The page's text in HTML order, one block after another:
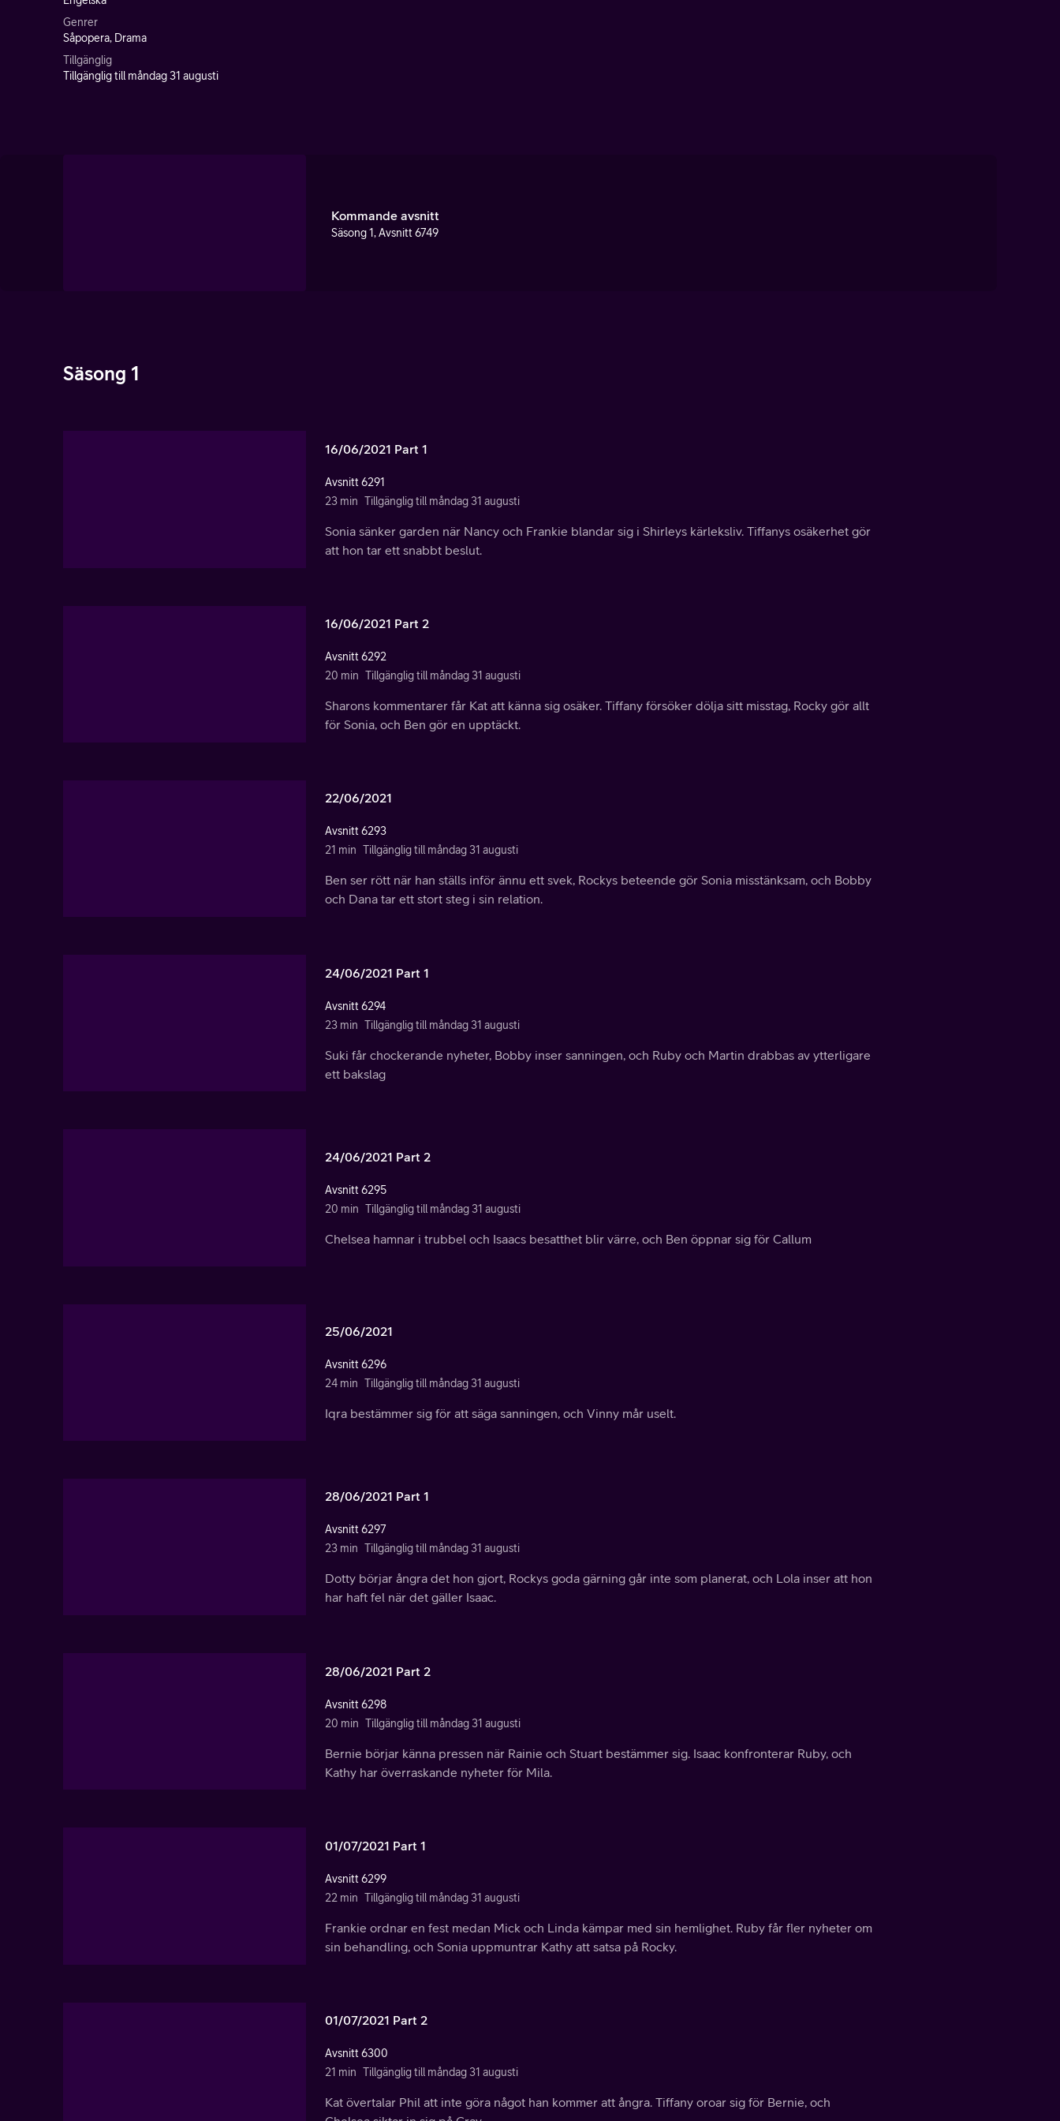
Genrer
Såpopera, Drama
Tillgänglig
Tillgänglig till måndag 31 augusti
Kommande avsnitt
Säsong 1, Avsnitt 6749
Säsong 1
16/06/2021 Part 1
Avsnitt 6291
23 min Tillgänglig till måndag 31 augusti
Sonia sänker garden när Nancy och Frankie blandar sig i Shirleys kärleksliv. Tiffanys osäkerhet gör
att hon tar ett snabbt beslut.
16/06/2021 Part 2
Avsnitt 6292
20 min Tillgänglig till måndag 31 augusti
Sharons kommentarer får Kat att känna sig osäker. Tiffany försöker dölja sitt misstag, Rocky gör allt
för Sonia, och Ben gör en upptäckt.
22/06/2021
Avsnitt 6293
21 min Tillgänglig till måndag 31 augusti
Ben ser rött när han ställs inför ännu ett svek, Rockys beteende gör Sonia misstänksam, och Bobby
och Dana tar ett stort steg i sin relation.
24/06/2021 Part 1
Avsnitt 6294
23 min Tillgänglig till måndag 31 augusti
Suki får chockerande nyheter, Bobby inser sanningen, och Ruby och Martin drabbas av ytterligare
ett bakslag
24/06/2021 Part 2
Avsnitt 6295
20 min Tillgänglig till måndag 31 augusti
Chelsea hamnar i trubbel och Isaacs besatthet blir värre, och Ben öppnar sig för Callum
25/06/2021
Avsnitt 6296
24 min Tillgänglig till måndag 31 augusti
Iqra bestämmer sig för att säga sanningen, och Vinny mår uselt.
28/06/2021 Part 1
Avsnitt 6297
23 min Tillgänglig till måndag 31 augusti
Dotty börjar ångra det hon gjort, Rockys goda gärning går inte som planerat, och Lola inser att hon
har haft fel när det gäller Isaac.
28/06/2021 Part 2
Avsnitt 6298
20 min Tillgänglig till måndag 31 augusti
Bernie börjar känna pressen när Rainie och Stuart bestämmer sig. Isaac konfronterar Ruby, och
Kathy har överraskande nyheter för Mila.
01/07/2021 Part 1
Avsnitt 6299
22 min Tillgänglig till måndag 31 augusti
Frankie ordnar en fest medan Mick och Linda kämpar med sin hemlighet. Ruby får fler nyheter om
sin behandling, och Sonia uppmuntrar Kathy att satsa på Rocky.
01/07/2021 Part 2
Avsnitt 6300
21 min Tillgänglig till måndag 31 augusti
Kat övertalar Phil att inte göra något han kommer att ångra. Tiffany oroar sig för Bernie, och